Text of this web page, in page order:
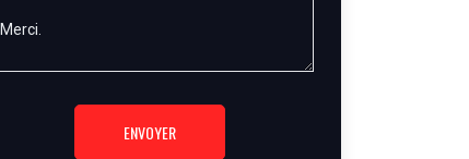
ENVOYER